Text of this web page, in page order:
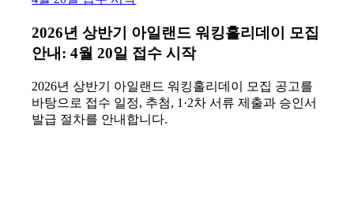
2026년 상반기 아일랜드 워킹홀리데이 모집
안내: 4월 20일 접수 시작
2026년 상반기 아일랜드 워킹홀리데이 모집 공고를
바탕으로 접수 일정, 추첨, 1·2차 서류 제출과 승인서
발급 절차를 안내합니다.